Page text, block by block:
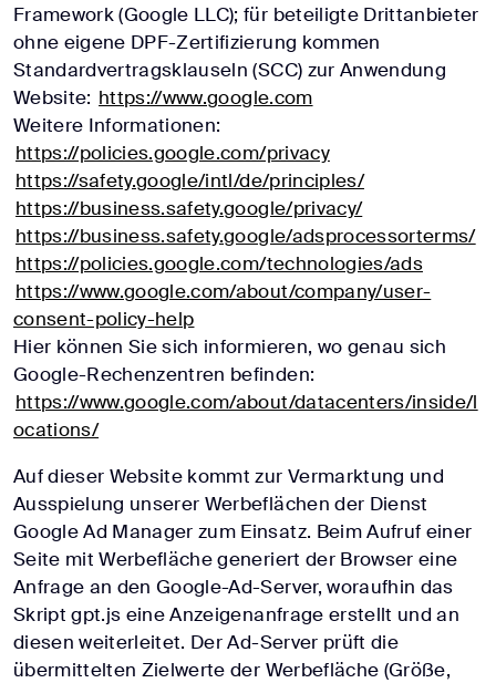
Framework (Google LLC); für beteiligte Drittanbieter
ohne eigene DPF-Zertifizierung kommen
Standardvertragsklauseln (SCC) zur Anwendung
Website: https://www.google.com
Weitere Informationen:
https://policies.google.com/privacy
https://safety.google/intl/de/principles/
https://business.safety.google/privacy/
https://business.safety.google/adsprocessorterms/
https://policies.google.com/technologies/ads
https://www.google.com/about/company/user-
consent-policy-help
Hier können Sie sich informieren, wo genau sich
Google-Rechenzentren befinden:
https://www.google.com/about/datacenters/inside/l
ocations/
Auf dieser Website kommt zur Vermarktung und
Ausspielung unserer Werbeflächen der Dienst
Google Ad Manager zum Einsatz. Beim Aufruf einer
Seite mit Werbefläche generiert der Browser eine
Anfrage an den Google-Ad-Server, woraufhin das
Skript gpt.js eine Anzeigenanfrage erstellt und an
diesen weiterleitet. Der Ad-Server prüft die
übermittelten Zielwerte der Werbefläche (Größe,